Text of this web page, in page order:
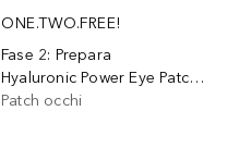
ONE.TWO.FREE!
Fase 2: Prepara
Hyaluronic Power Eye Patches
Patch occhi